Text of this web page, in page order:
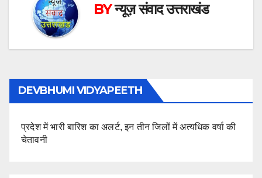
BYन्यूज़ संवाद उत्तराखंड
DEVBHUMI VIDYAPEETH
प्रदेश में भारी बारिश का अलर्ट, इन तीन जिलों में अत्यधिक वर्षा की
चेतावनी